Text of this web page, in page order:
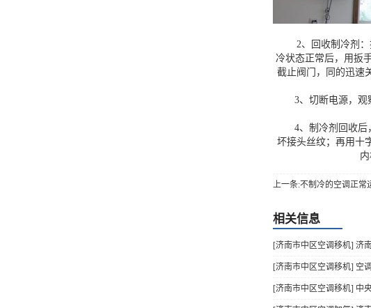
2、回收制冷剂：把
冷状态正常后，用扳
截止阀门，同的迅速
3、切断电源，观察
4、制冷剂回收后，
坏接头丝纹；再用十
上一条:不制冷的空调正常
相关信息
[济南市中区空调移机] 济
[济南市中区空调移机] 空
[济南市中区空调移机] 中